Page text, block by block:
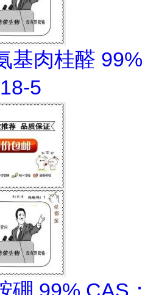
基肉桂醛 99%
5
硼 99% CAS：